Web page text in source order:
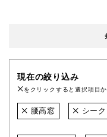
現在の絞り込み
をクリックすると選択項目か
腰高窓 シー